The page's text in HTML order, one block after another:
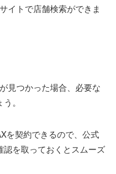
イトで店舗検索ができま
見つかった場合、必要な
。
を契約できるので、公式
を取っておくとスムーズ